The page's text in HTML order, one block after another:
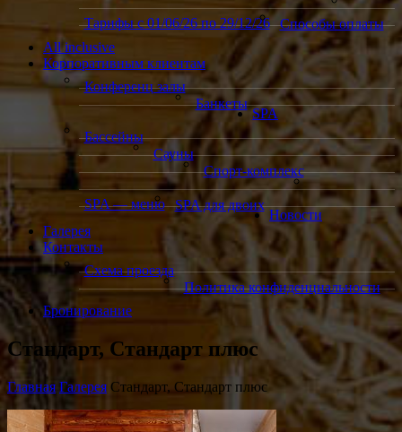
Тарифы с 01/06/26 по 29/12/26
Способы оплаты
All inclusive
Корпоративным клиентам
Конференц залы
Банкеты
SPA
Бассейны
Сауны
Спорт-комплекс
SPA — меню SPA для двоих
Новости
Галерея
Контакты
Схема проезда
Политика конфиденциальности
Бронирование
Стандарт, Стандарт плюс
Главная Галерея Стандарт, Стандарт плюс